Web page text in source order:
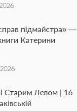
підмайстра» —
Катерини
Старим Левом | 16